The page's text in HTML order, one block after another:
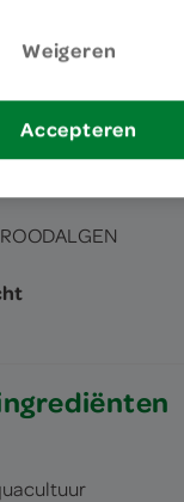
Weigeren
Accepteren